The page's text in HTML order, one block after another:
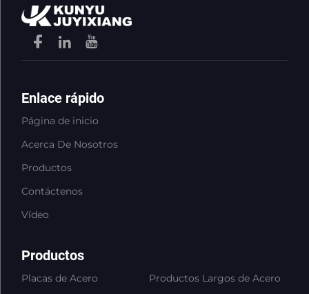
Enlace rápido
Página de inicio
Acerca De Nosotros
Productos
Contáctenos
Vídeo
Productos
Placas de Acero
Productos Largos de Acero